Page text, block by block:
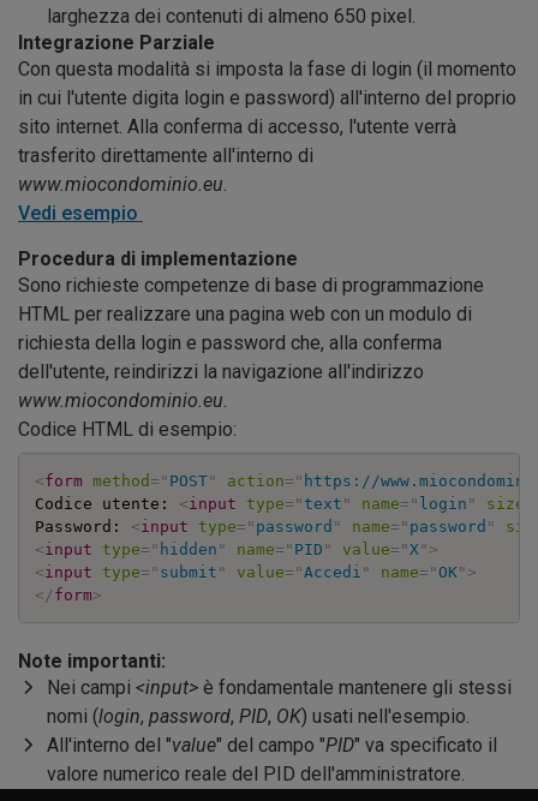
larghezza dei contenuti di almeno 650 pixel.
Integrazione Parziale
Con questa modalità si imposta la fase di login (il momento
in cui l'utente digita login e password) all'interno del proprio
sito internet. Alla conferma di accesso, l'utente verrà
trasferito direttamente all'interno di
www.miocondominio.eu.
Vedi esempio
Procedura di implementazione
Sono richieste competenze di base di programmazione
HTML per realizzare una pagina web con un modulo di
richiesta della login e password che, alla conferma
dell'utente, reindirizzi la navigazione all'indirizzo
www.miocondominio.eu.
Codice HTML di esempio:
<form method = " POST" action= " https://
Codice utente: <input type= " text " name= " login " size
Password: <input type= " password " name= " password "
<input type= " hidden " name= " PID " value= " X" >
<input type= " submit " value= "Accedi " name= "OK" >
</form>
Note importanti:
Nei campi <input> è fondamentale mantenere gli stessi
nomi (login, password, PID, OK) usati nell'esempio.
All'interno del "value" del campo "PID" va specificato il
valore numerico reale del PID dell'amministratore.